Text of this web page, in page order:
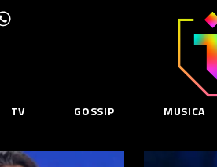
Trash
Italiano
TV GOSSIP MUSICA